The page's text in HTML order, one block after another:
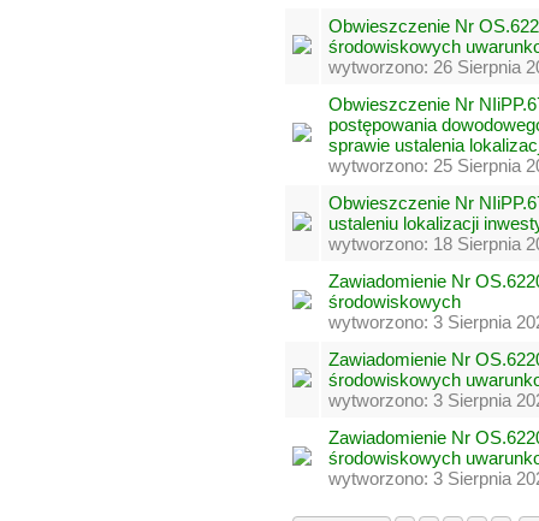
Obwieszczenie Nr
środowiskowych
wytworzono: 26 Sierpnia
Obwieszczenie Nr
postępowania
sprawie ustalenia
wytworzono: 25 Sierpnia
Obwieszczenie Nr
ustaleniu lokalizacji
wytworzono: 18 Sierpnia
Zawiadomienie Nr
środowiskowych
wytworzono: 3 Sierpnia
Zawiadomienie Nr
środowiskowych
wytworzono: 3 Sierpnia
Zawiadomienie Nr
środowiskowych
wytworzono: 3 Sierpnia